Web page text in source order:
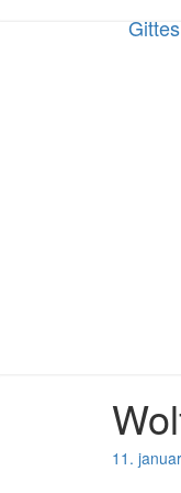
Gittes
Wolf
Biermann
ved
11.